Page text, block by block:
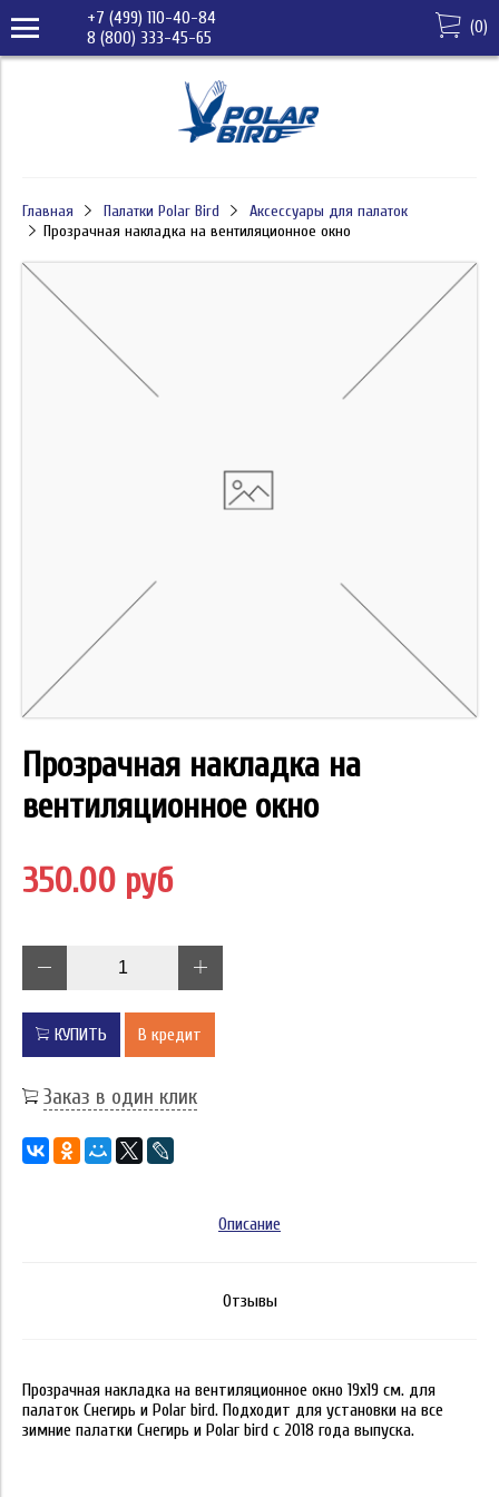
+7 (499) 110-40-84
8 (800) 333-45-65
(0)
Главная Палатки Polar Bird
Аксессуары для палаток
Прозрачная накладка на вентиляционное окно
Прозрачная накладка на
вентиляционное окно
350.00 руб
КУПИТЬ В кредит
Заказ в один клик
Описание
Отзывы
Прозрачная накладка на вентиляционное окно 19х19 см. для
палаток Снегирь и Polar bird. Подходит для установки на все
зимние палатки Снегирь и Polar bird с 2018 года выпуска.